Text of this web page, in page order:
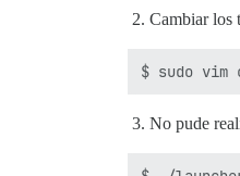
Cambiar los
No pude